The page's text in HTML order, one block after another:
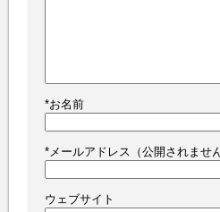
*お名前
* メールアドレス（公開されません
ウェブサイト